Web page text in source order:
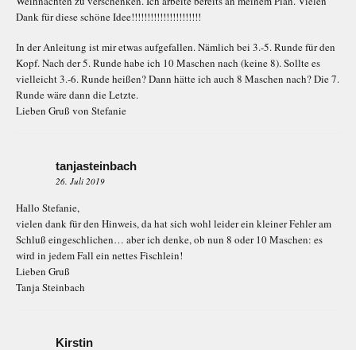
Dank für diese schöne Idee!!!!!!!!!!!!!!!!!!!!!!
In der Anleitung ist mir etwas aufgefallen. Nämlich bei 3.-5. Runde für den
Kopf. Nach der 5. Runde habe ich 10 Maschen nach (keine 8). Sollte es
vielleicht 3.-6. Runde heißen? Dann hätte ich auch 8 Maschen nach? Die 7.
Runde wäre dann die Letzte.
Lieben Gruß von Stefanie
tanjasteinbach
26. Juli 2019
Hallo Stefanie,
vielen dank für den Hinweis, da hat sich wohl leider ein kleiner Fehler am
Schluß eingeschlichen… aber ich denke, ob nun 8 oder 10 Maschen: es
wird in jedem Fall ein nettes Fischlein!
Lieben Gruß
Tanja Steinbach
Kirstin